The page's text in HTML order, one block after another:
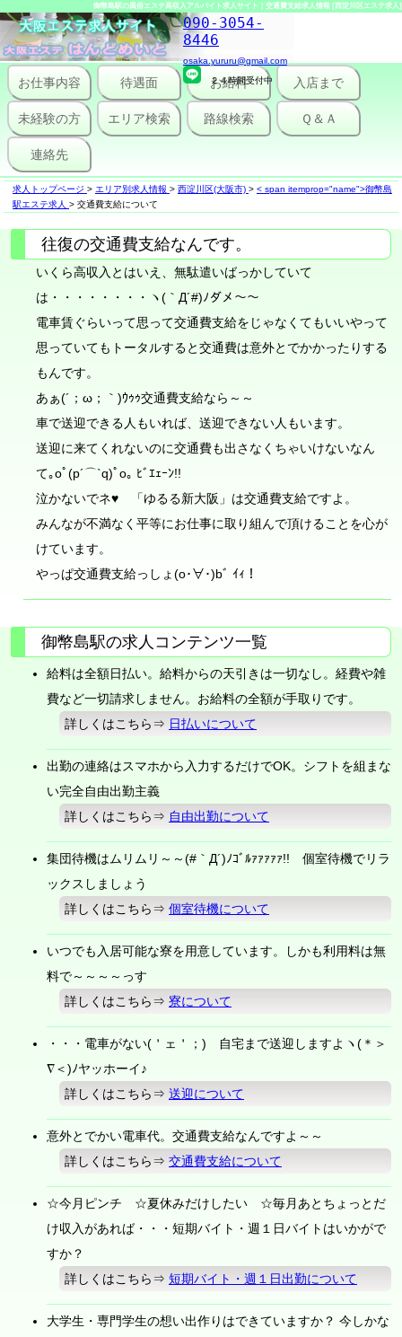
御幣島駅の風俗エステ高収入アルバイト求人サイト｜交通費支給求人情報 [西淀川区エステ求人]
090-3054-
8446
osaka.yururu@gmail.com
２４時間受付中
お仕事内容 待遇面 お給料 入店まで
未経験の方 エリア検索 路線検索 Ｑ＆Ａ
連絡先
求人トップページ > エリア別求人情報 > 西淀川区(大阪市) > < span itemprop="name">御幣島
駅エステ求人 > 交通費支給について
往復の交通費支給なんです。
いくら高収入とはいえ、無駄遣いばっかしていて
は・・・・・・・・ヽ(｀Д´#)ﾉダメ～～
電車賃ぐらいって思って交通費支給をじゃなくてもいいやって
思っていてもトータルすると交通費は意外とでかかったりする
もんです。
あぁ(´；ω；｀)ｳｩｩ交通費支給なら～～
車で送迎できる人もいれば、送迎できない人もいます。
送迎に来てくれないのに交通費も出さなくちゃいけないなん
て｡oﾟ(p´⌒`q)ﾟo｡ ﾋﾞｴｪｰﾝ!!
泣かないでネ♥ 「ゆるる新大阪」は交通費支給ですよ。
みんなが不満なく平等にお仕事に取り組んで頂けることを心が
けています。
やっぱ交通費支給っしょ(o･∀･)bﾞ ｲｨ！
御幣島駅の求人コンテンツ一覧
給料は全額日払い。給料からの天引きは一切なし。経費や雑
費など一切請求しません。お給料の全額が手取りです。
詳しくはこちら⇒ 日払いについて
出勤の連絡はスマホから入力するだけでOK。シフトを組まな
い完全自由出勤主義
詳しくはこちら⇒ 自由出勤について
集団待機はムリムリ～～(#｀Д´)ﾉｺﾞﾙｧｧｧｧｧ!! 個室待機でリラ
ックスしましょう
詳しくはこちら⇒個室待機について
いつでも入居可能な寮を用意しています。しかも利用料は無
料で～～～～っす
詳しくはこちら⇒寮について
・・・電車がない(＇ェ＇；) 自宅まで送迎しますよヽ(＊＞
∇＜)ﾉヤッホーイ♪
詳しくはこちら⇒送迎について
意外とでかい電車代。交通費支給なんですよ～～
詳しくはこちら⇒交通費支給について
☆今月ピンチ ☆夏休みだけしたい ☆毎月あとちょっとだ
け収入があれば・・・短期バイト・週１日バイトはいかがで
すか？
詳しくはこちら⇒短期バイト・週１日出勤について
大学生・専門学生の想い出作りはできていますか？ 今しかな